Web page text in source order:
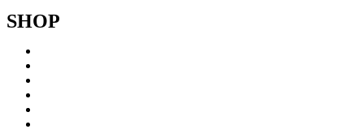
SHOP
Menu